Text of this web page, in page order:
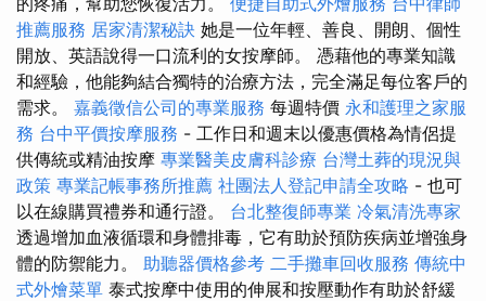
推薦服務 居家清潔秘訣 她是一位年輕、善良、開朗、個性
開放、英語說得一口流利的女按摩師。 憑藉他的專業知識
和經驗，他能夠結合獨特的治療方法，完全滿足每位客戶的
需求。 嘉義徵信公司的專業服務 每週特價 永和護理之家服
務 台中平價按摩服務 - 工作日和週末以優惠價格為情侶提
供傳統或精油按摩 專業醫美皮膚科診療 台灣土葬的現況與
政策 專業記帳事務所推薦 社團法人登記申請全攻略 - 也可
以在線購買禮券和通行證。 台北整復師專業 冷氣清洗專家
透過增加血液循環和身體排毒，它有助於預防疾病並增強身
體的防禦能力。 助聽器價格參考 二手攤車回收服務 傳統中
式外燴菜單 泰式按摩中使用的伸展和按壓動作有助於舒緩